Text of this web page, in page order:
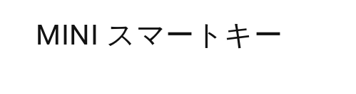
コ
MINI スマートキー